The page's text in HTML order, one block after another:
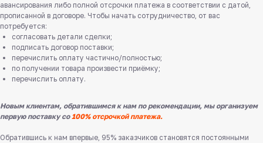
авансирования либо полной отсрочки платежа в соответствии с датой,
прописанной в договоре. Чтобы начать сотрудничество, от вас
потребуется:
согласовать детали сделки;
подписать договор поставки;
перечислить оплату частично/полностью;
по получении товара произвести приёмку;
перечислить оплату.
Новым клиентам, обратившимся к нам по рекомендации, мы организуем
первую поставку со100% отсрочкой платежа.
Обратившись к нам впервые, 95% заказчиков становятся постоянными